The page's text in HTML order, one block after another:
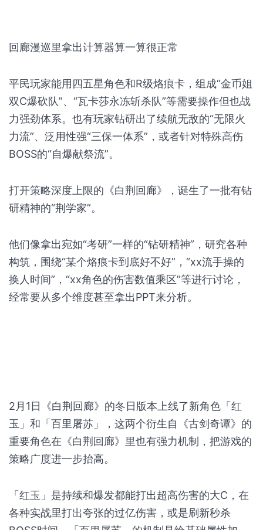
回廊漫巡里拿出计算器算一算很正常
平民玩家能用四五星角色和R级烙痕卡，组成“金币姐
双C爆砍队”、“瓦卡莎永冻斩杀队”等需要操作但也战
力强劲体系。也有玩家钻研出了续航无敌的“无限火
力流”、泛用性强“三保一体系”，或者针对特殊高伤
BOSS的“自爆献祭流”。
打开策略深度上限的《白荆回廊》，诞生了一批有钻
研精神的“荆学家”。
他们像拿出宛如“考研”一样的“钻研精神”，研究各种
构筑，围绕“某个烙痕卡到底好不好”，“xx流手操的
换人时间”，“xx角色的伤害数值乘区”等进行讨论，
经常要从多个维度甚至拿出PPT来分析。
2月1日《白荆回廊》的冬日版本上线了新角色「红
玉」和「百里屠苏」，这两个衍生自《古剑奇谭》的
重要角色在《白荆回廊》里也有强力机制，把游戏的
策略广度进一步抬高。
「红玉」是持续和爆发都能打出超高伤害的大C，在
各种实战里打出夸张的过亿伤害，或是刷新秒杀